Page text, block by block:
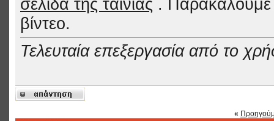
σελίδα της ταινίας . Παρακαλούμε
βίντεο.
Τελευταία επεξεργασία από το
«